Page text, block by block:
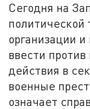
Сегодня на
политической
организации
ввести
действия в
военные
означает